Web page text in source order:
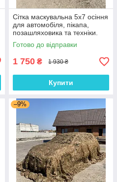
Сітка маскувальна 5х7 осіння
для автомобіля, пікапа,
позашляховика та техніки.
Колір "Осінь №3"
Готово до відправки
1 750 ₴ 1 930 ₴
Купити
–9%